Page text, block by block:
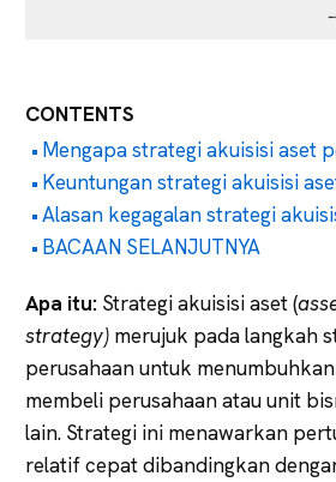
CONTENTS
Mengapa strategi akuisisi aset
Keuntungan strategi akuisisi
Alasan kegagalan strategi
BACAAN SELANJUTNYA
Apa itu: Strategi akuisisi aset (
strategy) merujuk pada langkah
perusahaan untuk
membeli perusahaan atau unit
lain. Strategi ini menawarkan
relatif cepat dibandingkan